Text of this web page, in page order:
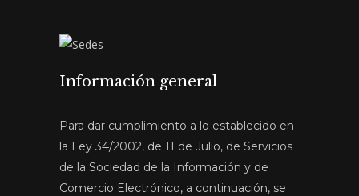
Información general
Para dar cumplimiento a lo establecido en
la Ley 34/2002, de 11 de Julio, de Servicios
de la Sociedad de la Información y de
Comercio Electrónico, a continuación, se